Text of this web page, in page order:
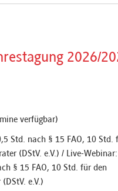
2026/
verfügbar)
Std. nach § 15 FAO, 10 Std.
(DStV. e.V.) / Live-Webinar:
§ 15 FAO, 10 Std. für den
e.V.)